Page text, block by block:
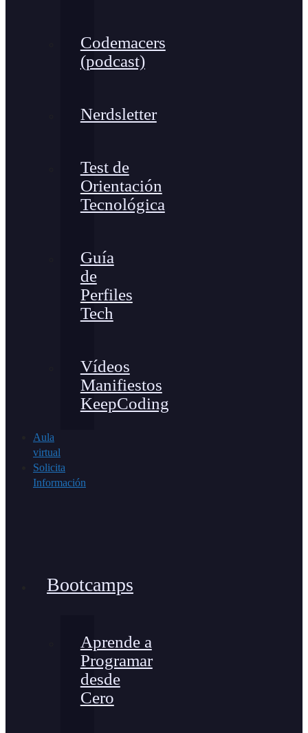
Codemacers
(podcast)
Nerdsletter
Test de
Orientación
Tecnológica
Guía
de
Perfiles
Tech
Vídeos
Manifiestos
KeepCoding
Aula
virtual
Solicita
Información
Bootcamps
Aprende a
Programar
desde
Cero